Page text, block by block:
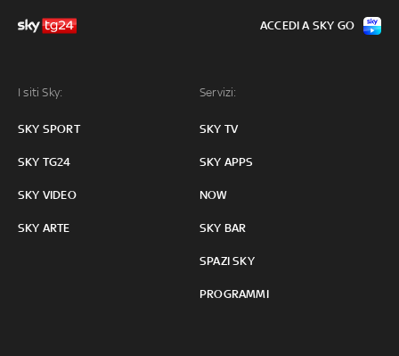
I siti Sky:
SKY SPORT
SKY TG24
SKY VIDEO
SKY ARTE
Servizi:
SKY TV
SKY APPS
NOW
SKY BAR
SPAZI SKY
PROGRAMMI
ACCEDI A SKY GO